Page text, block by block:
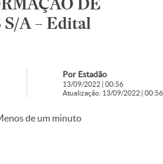
A – Edital
Por Estadão
13/09/2022 | 00:56
Atualização: 13/09/2022 | 00:56
de um minuto